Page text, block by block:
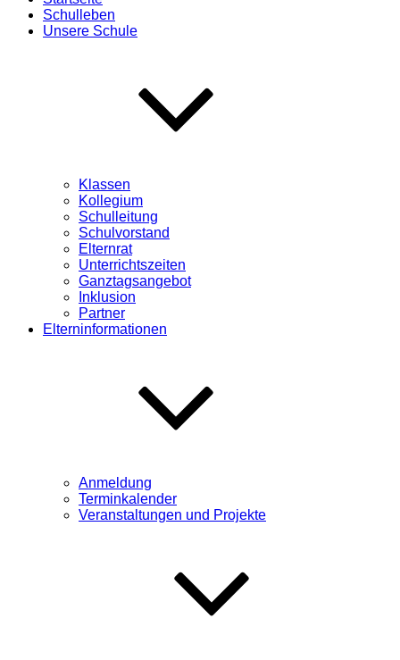
Schulleben
Unsere Schule
Klassen
Kollegium
Schulleitung
Schulvorstand
Elternrat
Unterrichtszeiten
Ganztagsangebot
Inklusion
Partner
Elterninformationen
Anmeldung
Terminkalender
Veranstaltungen und Projekte